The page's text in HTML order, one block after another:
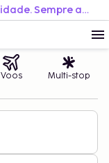
Reserve facilmente. Viaje com flexibilidade. Sempre ao melhor preço.
Voos Multi-stop